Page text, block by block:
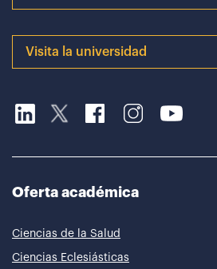
Visita la universidad
Oferta académica
Ciencias de la Salud
Ciencias Eclesiásticas